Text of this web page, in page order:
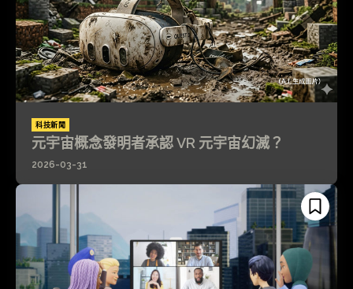
科技新聞
元宇宙概念發明者承認 VR 元宇宙幻滅？
2026-03-31